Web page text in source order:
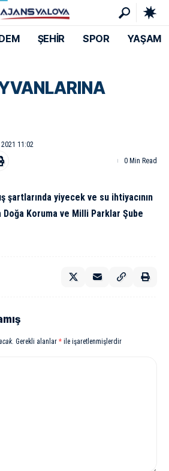
ŞEHİR SPOR YAŞAM
11:02
0 Min Read
şartlarında yiyecek ve su ihtiyacının
Doğa Koruma ve Milli Parklar Şube
Gerekli alanlar * ile işaretlenmişlerdir